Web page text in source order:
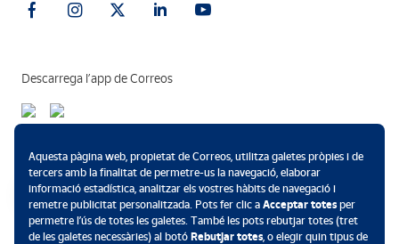
Descarrega l’app de Correos
Formes de pagament
Aquesta pàgina web, propietat de Correos, utilitza galetes pròpies i de
tercers amb la finalitat de permetre-us la navegació, elaborar
informació estadística, analitzar els vostres hàbits de navegació i
remetre publicitat personalitzada. Pots fer clic a Acceptar totesper
permetre l’ús de totes les galetes. També les pots rebutjar totes (tret
de les galetes necessàries) al botó Rebutjar totes, o elegir quin tipus de